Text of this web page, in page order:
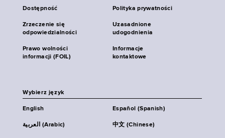
Dostępność Polityka prywatności
Zrzeczenie się
odpowiedzialności
Uzasadnione
udogodnienia
Prawo wolności
informacji (FOIL)
Informacje
kontaktowe
Wybierz język
English Español (Spanish)
العربية (Arabic) 中文 (Chinese)